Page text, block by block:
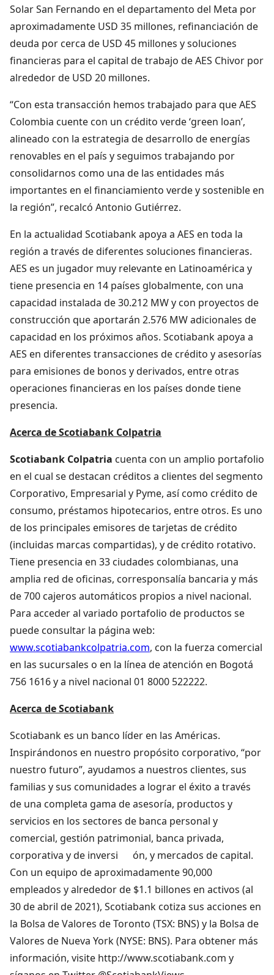
Solar San Fernando en el departamento del Meta por
aproximadamente USD 35 millones, refinanciación de
deuda por cerca de USD 45 millones y soluciones
financieras para el capital de trabajo de AES Chivor por
alrededor de USD 20 millones.
“Con esta transacción hemos trabajado para que AES
Colombia cuente con un crédito verde ‘green loan’,
alineado con la estrategia de desarrollo de energías
renovables en el país y seguimos trabajando por
consolidarnos como una de las entidades más
importantes en el financiamiento verde y sostenible en
la región”, recalcó Antonio Gutiérrez.
En la actualidad Scotiabank apoya a AES en toda la
región a través de diferentes soluciones financieras.
AES es un jugador muy relevante en Latinoamérica y
tiene presencia en 14 países globalmente, con una
capacidad instalada de 30.212 MW y con proyectos de
construcción que aportarán 2.576 MW adicionales de
capacidad en los próximos años. Scotiabank apoya a
AES en diferentes transacciones de crédito y asesorías
para emisiones de bonos y derivados, entre otras
operaciones financieras en los países donde tiene
presencia.
Acerca de Scotiabank Colpatria
Scotiabank Colpatria cuenta con un amplio portafolio
en el cual se destacan créditos a clientes del segmento
Corporativo, Empresarial y Pyme, así como crédito de
consumo, préstamos hipotecarios, entre otros. Es uno
de los principales emisores de tarjetas de crédito
(incluidas marcas compartidas), y de crédito rotativo.
Tiene presencia en 33 ciudades colombianas, una
amplia red de oficinas, corresponsalía bancaria y más
de 700 cajeros automáticos propios a nivel nacional.
Para acceder al variado portafolio de productos se
puede consultar la página web:
www.scotiabankcolpatria.com, con la fuerza comercial
en las sucursales o en la línea de atención en Bogotá
756 1616 y a nivel nacional 01 8000 522222.
Acerca de Scotiabank
Scotiabank es un banco líder en las Américas.
Inspirándonos en nuestro propósito corporativo, “por
nuestro futuro”, ayudamos a nuestros clientes, sus
familias y sus comunidades a lograr el éxito a través
de una completa gama de asesoría, productos y
servicios en los sectores de banca personal y
comercial, gestión patrimonial, banca privada,
corporativa y de inversi ón, y mercados de capital.
Con un equipo de aproximadamente 90,000
empleados y alrededor de $1.1 billones en activos (al
30 de abril de 2021), Scotiabank cotiza sus acciones en
la Bolsa de Valores de Toronto (TSX: BNS) y la Bolsa de
Valores de Nueva York (NYSE: BNS). Para obtener más
información, visite http://www.scotiabank.com y